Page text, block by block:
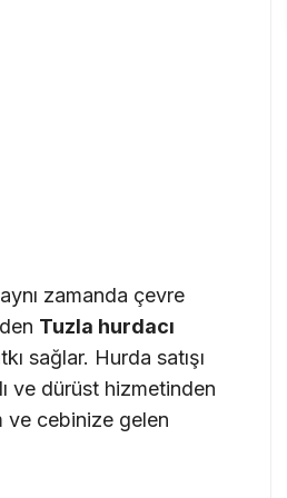
zamanda çevre
Tuzla hurdacı
sağlar. Hurda satışı
ve dürüst hizmetinden
ve cebinize gelen